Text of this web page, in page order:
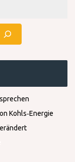
Kohls‑Energie